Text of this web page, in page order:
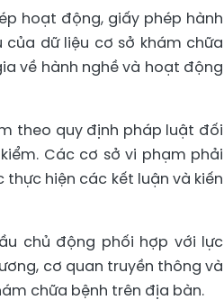
hoạt động, giấy phép hành
dữ liệu cơ sở khám chữa
về hành nghề và hoạt động
theo quy định pháp luật đối
Các cơ sở vi phạm phải
hiện các kết luận và kiến
chủ động phối hợp với lực
cơ quan truyền thông và
chữa bệnh trên địa bàn.